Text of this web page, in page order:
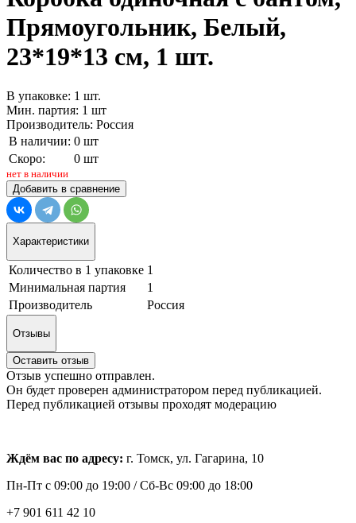
Прямоугольник, Белый,
23*19*13 см, 1 шт.
В упаковке: 1 шт.
Мин. партия: 1 шт
Производитель: Россия
В наличии: 0 шт
Скоро:
0 шт
нет в наличии
Добавить в сравнение
Характеристики
Количество в 1 упаковке 1
Минимальная партия
1
Производитель
Россия
Отзывы
Оставить отзыв
Отзыв успешно отправлен.
Он будет проверен администратором перед публикацией.
Перед публикацией отзывы проходят модерацию
Ждём вас по адресу: г. Томск, ул. Гагарина, 10
Пн-Пт с 09:00 до 19:00 /Сб-Вс 09:00 до 18:00
+7 901 611 42 10